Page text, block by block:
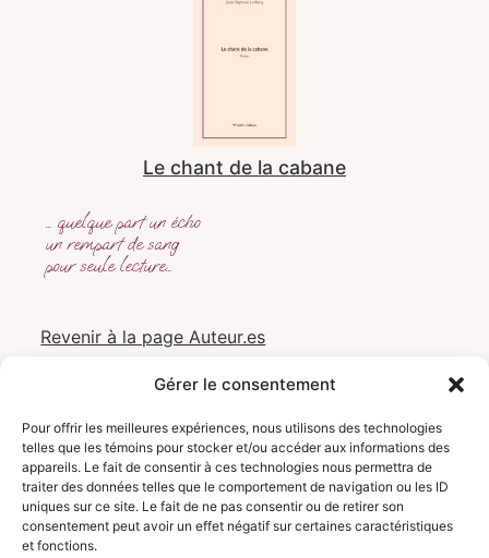
Gérer le consentement
Pour offrir les meilleures expériences, nous utilisons des technologies
telles que les témoins pour stocker et/ou accéder aux informations des
appareils. Le fait de consentir à ces technologies nous permettra de
traiter des données telles que le comportement de navigation ou les ID
uniques sur ce site. Le fait de ne pas consentir ou de retirer son
consentement peut avoir un effet négatif sur certaines caractéristiques
et fonctions.
Le chant de la cabane
… quelque part un écho
un rempart de sang
pour seule lecture…
Revenir à la page Auteur.es
AMV édition
3935, rue Saint-Denis
Montréal (QC) H2W 2M4
Canada
amv.editionprod@gmail.com